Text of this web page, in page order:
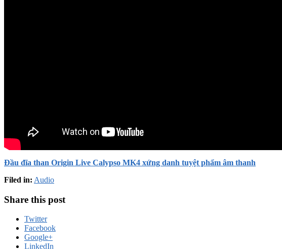
Đầu đĩa than Origin Live Calypso MK4 xứng danh tuyệt phẩm âm thanh
Filed in: Audio
Share this post
Twitter
Facebook
Google+
LinkedIn